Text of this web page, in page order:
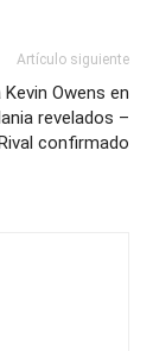
Artículo siguiente
Owens en
revelados –
confirmado